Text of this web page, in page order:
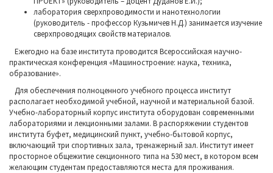
лаборатория сверхпроводимости и нанотехнологии
(руководитель - профессор Кузьмичев Н.Д.) занимается изучение
сверхпроводящих свойств материалов.
Ежегодно на базе института проводится Всероссийская научно-
практическая конференция «Машиностроение: наука, техника,
образование».
Для обеспечения полноценного учебного процесса институт
располагает необходимой учебной, научной и материальной базой.
Учебно-лабораторный корпус института оборудован современными
лабораториями и лекционными залами. В распоряжении студентов
института буфет, медицинский пункт, учебно-бытовой корпус,
включающий три спортивных зала, тренажерный зал. Институт имеет
просторное общежитие секционного типа на 530 мест, в котором всем
желающим студентам предоставляются места для проживания.